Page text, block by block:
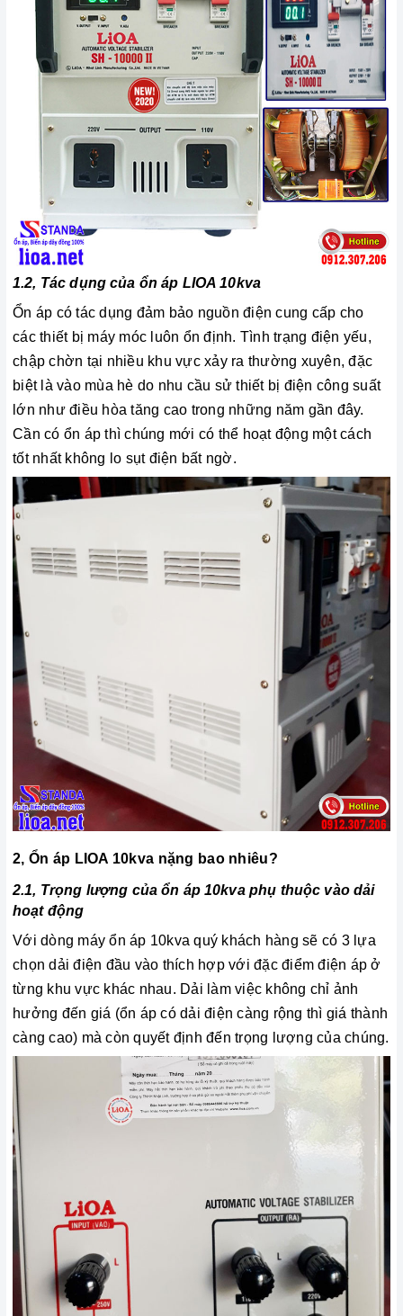
1.2, Tác dụng của ổn áp LIOA 10kva
Ổn áp có tác dụng đảm bảo nguồn điện cung cấp cho
các thiết bị máy móc luôn ổn định. Tình trạng điện yếu,
chập chờn tại nhiều khu vực xảy ra thường xuyên, đặc
biệt là vào mùa hè do nhu cầu sử thiết bị điện công suất
lớn như điều hòa tăng cao trong những năm gần đây.
Cần có ổn áp thì chúng mới có thể hoạt động một cách
tốt nhất không lo sụt điện bất ngờ.
2, Ổn áp LIOA 10kva nặng bao nhiêu?
2.1, Trọng lượng của ổn áp 10kva phụ thuộc vào dải
hoạt động
Với dòng máy ổn áp 10kva quý khách hàng sẽ có 3 lựa
chọn dải điện đầu vào thích hợp với đặc điểm điện áp ở
từng khu vực khác nhau. Dải làm việc không chỉ ảnh
hưởng đến giá (ổn áp có dải điện càng rộng thì giá thành
càng cao) mà còn quyết định đến trọng lượng của chúng.